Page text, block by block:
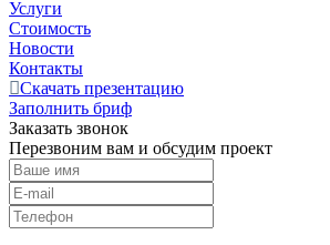
Услуги
Стоимость
Новости
Контакты
Скачать презентацию
Заполнить бриф
Заказать звонок
Перезвоним вам и обсудим проект